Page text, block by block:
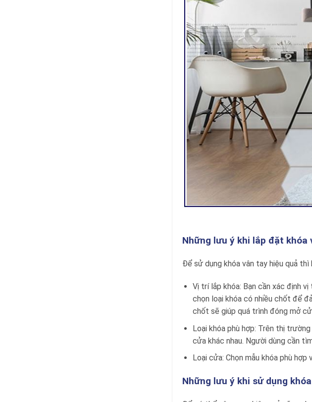
Những lưu ý khi lắp đặt khóa
Để sử dụng khóa vân tay hiệu quả
Vị trí lắp khóa: Bạn cần xác định
chọn loại khóa có nhiều chốt để
chốt sẽ giúp quá trình đóng mở
Loại khóa phù hợp: Trên thị
cửa khác nhau. Người dùng cần
Loại cửa: Chọn mẫu khóa phù
Những lưu ý khi sử dụng